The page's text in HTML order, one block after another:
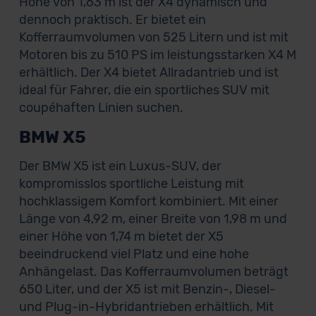
dennoch praktisch. Er bietet ein
Kofferraumvolumen von 525 Litern und ist mit
Motoren bis zu 510 PS im leistungsstarken X4 M
erhältlich. Der X4 bietet Allradantrieb und ist
ideal für Fahrer, die ein sportliches SUV mit
coupéhaften Linien suchen.
BMW X5
Der BMW X5 ist ein Luxus-SUV, der
kompromisslos sportliche Leistung mit
hochklassigem Komfort kombiniert. Mit einer
Länge von 4,92 m, einer Breite von 1,98 m und
einer Höhe von 1,74 m bietet der X5
beeindruckend viel Platz und eine hohe
Anhängelast. Das Kofferraumvolumen beträgt
650 Liter, und der X5 ist mit Benzin-, Diesel-
und Plug-in-Hybridantrieben erhältlich. Mit